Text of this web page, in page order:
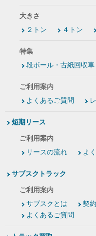
大きさ
２トン
４トン
特集
段ボール・古紙回収車
ご利用案内
よくあるご質問
短期リース
ご利用案内
リースの流れ
よ
サブスクトラック
ご利用案内
サブスクとは
契
よくあるご質問